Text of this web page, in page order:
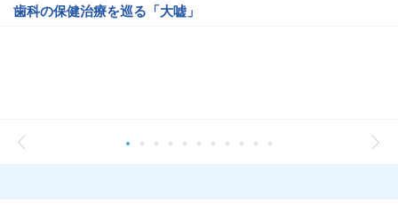
歯科の保健治療を巡る「大嘘」